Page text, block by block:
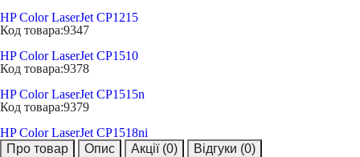
HP Color LaserJet CP1215
Код товара:9347
HP Color LaserJet CP1510
Код товара:9378
HP Color LaserJet CP1515n
Код товара:9379
HP Color LaserJet CP1518ni
Про товар
Опис Акції (0) Відгуки (0)